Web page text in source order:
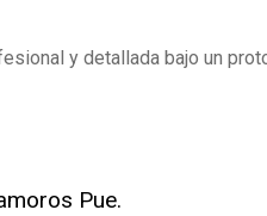
y detallada bajo un
Pue.